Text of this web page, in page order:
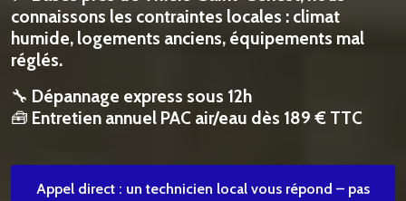
connaissons les contraintes locales : climat
humide, logements anciens, équipements mal
réglés.
🔧 Dépannage express sous 12h
🧰 Entretien annuel PAC air/eau dès 189 € TTC
Appel direct : un technicien local vous répond – pas